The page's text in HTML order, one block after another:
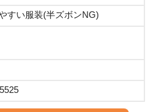
すい服装(半ズボンNG)